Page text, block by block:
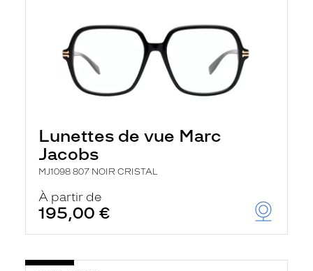
Lunettes de vue Marc
Jacobs
MJ1098 807 NOIR CRISTAL
À partir de
195,00 €